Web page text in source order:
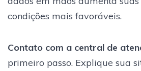
condições mais favoráveis.
Contato com a central de
primeiro passo. Explique sua